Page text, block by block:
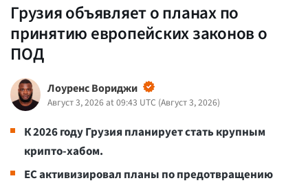
Грузия объявляет о планах по
принятию европейских законов о
ПОД
Лоуренс Вориджи
Август 3, 2026 at 09:43 UTC (Август 3, 2026)
К 2026 году Грузия планирует стать крупным
крипто-хабом.
ЕС активизировал планы по предотвращению